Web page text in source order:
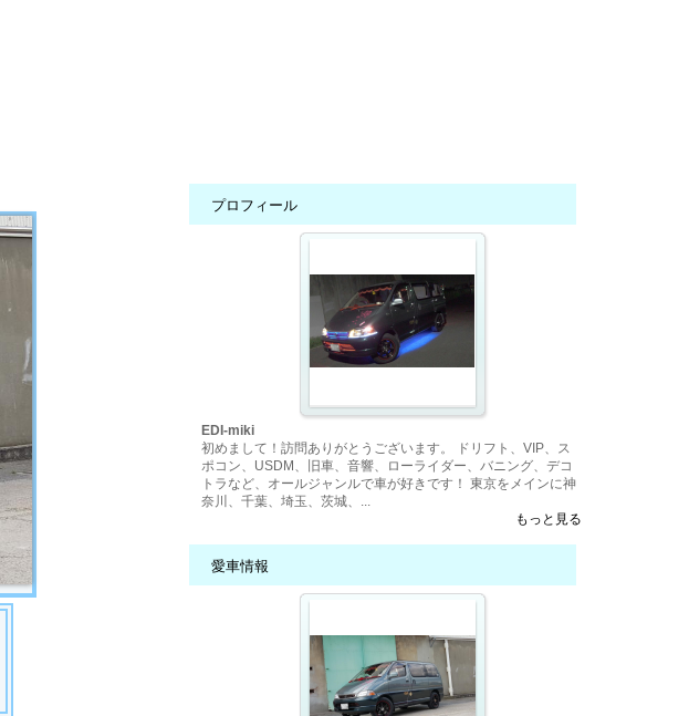
プロフィール
EDI-miki
初めまして！訪問ありがとうございます。 ドリフト、VIP、ス
ポコン、USDM、旧車、音響、ローライダー、バニング、デコ
トラなど、オールジャンルで車が好きです！ 東京をメインに神
奈川、千葉、埼玉、茨城、...
もっと見る
愛車情報